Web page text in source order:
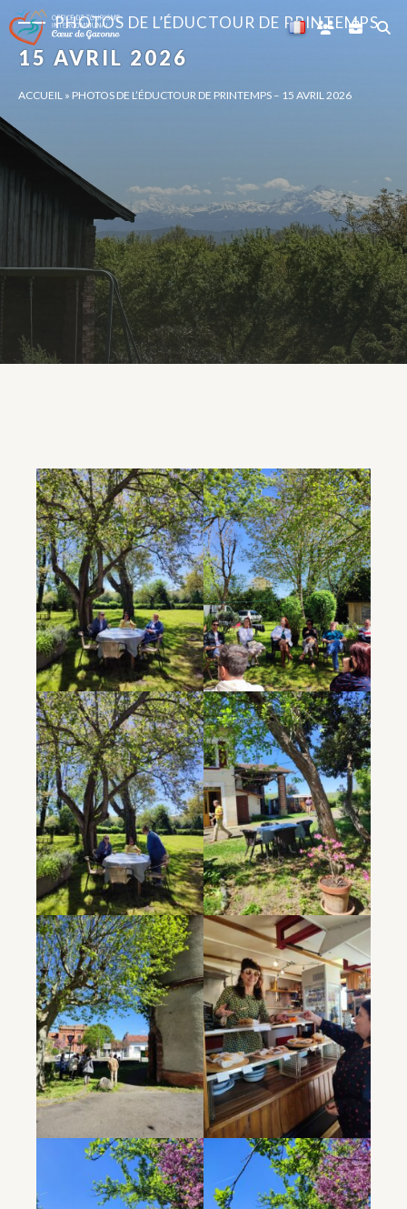
15 AVRIL 2026
PHOTOS DE L’ÉDUCTOUR DE PRINTEMPS
ACCUEIL » PHOTOS DE L’ÉDUCTOUR DE PRINTEMPS – 15 AVRIL 2026
Panneau de gestion des cookies